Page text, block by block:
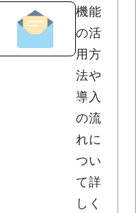
機能
の活
用方
法や
導入
の流
れに
つい
て詳
しく